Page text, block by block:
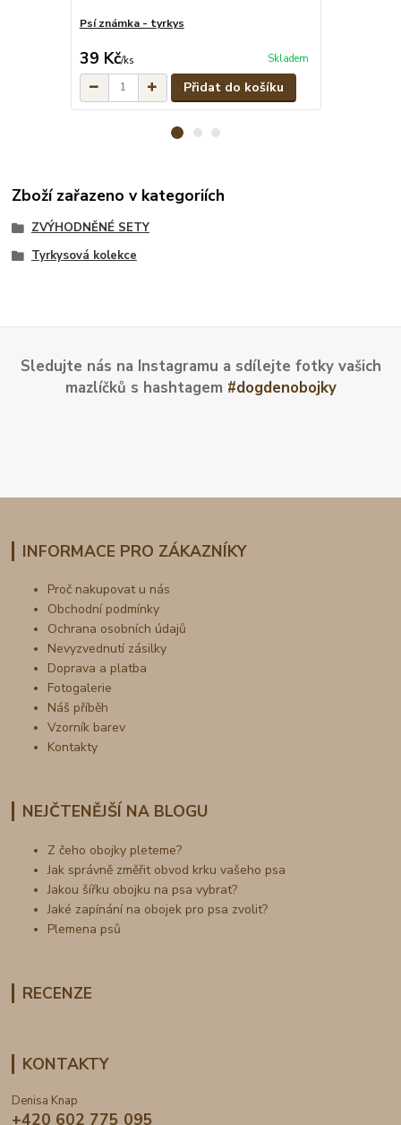
Psí známka - tyrkys
39 Kč/ks Skladem
Přidat do košíku
Zboží zařazeno v kategoriích
ZVÝHODNĚNÉ SETY
Tyrkysová kolekce
Sledujte nás na Instagramu a sdílejte fotky vašich
mazlíčků s hashtagem #dogdenobojky
INFORMACE PRO ZÁKAZNÍKY
Proč nakupovat u nás
Obchodní podmínky
Ochrana osobních údajů
Nevyzvednutí zásilky
Doprava a platba
Fotogalerie
Náš příběh
Vzorník barev
Kontakty
NEJČTENĚJŠÍ NA BLOGU
Z čeho obojky pleteme?
Jak správně změřit obvod krku vašeho psa
Jakou šířku obojku na psa vybrat?
Jaké zapínání na obojek pro psa zvolit?
Plemena psů
RECENZE
KONTAKTY
Denisa Knap
+420 602 775 095